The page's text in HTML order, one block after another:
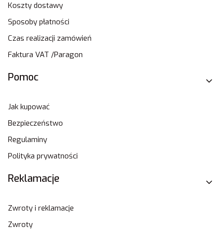
Koszty dostawy
Sposoby płatności
Czas realizacji zamówień
Faktura VAT /Paragon
Pomoc
Jak kupować
Bezpieczeństwo
Regulaminy
Polityka prywatności
Reklamacje
Zwroty i reklamacje
Zwroty